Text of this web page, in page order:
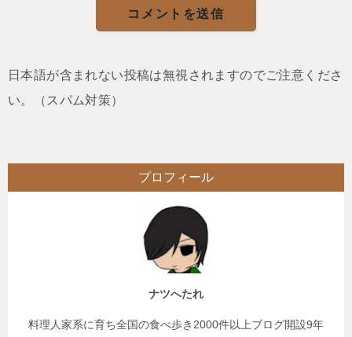
日本語が含まれない投稿は無視されますのでご注意くださ
い。（スパム対策）
プロフィール
ナツへたれ
料理人家系に育ち全国の食べ歩き2000件以上ブログ開設9年